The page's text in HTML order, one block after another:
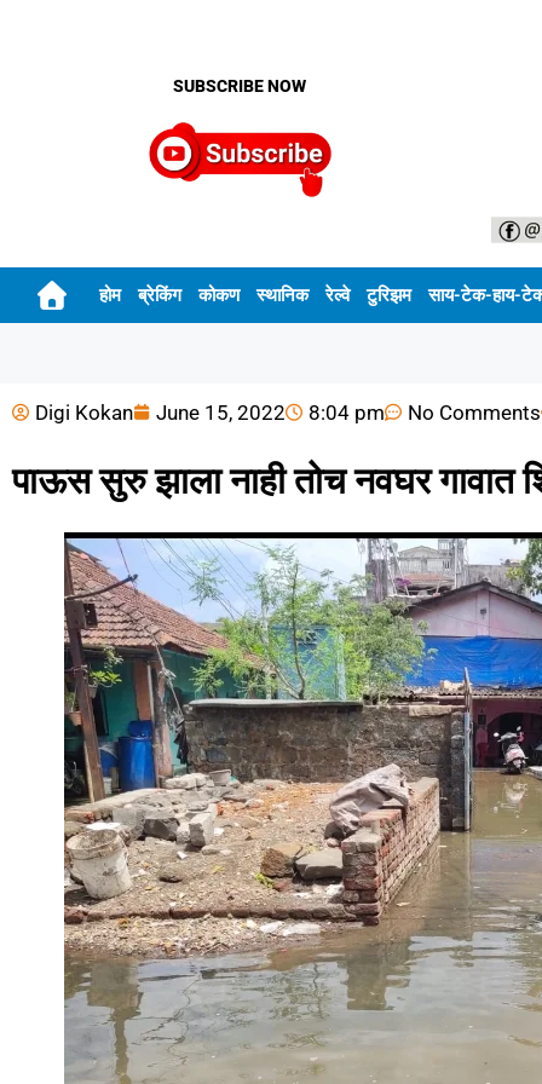
SUBSCRIBE NOW
होम ब्रेकिंग कोकण स्थानिक रेल्वे टुरिझम साय-टेक-हाय-
Digi Kokan June 15, 2022 8:04 pm No Comments
पाऊस सुरु झाला नाही तोच नवघर गावात